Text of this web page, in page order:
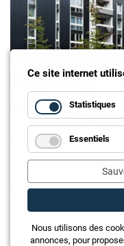
Document de
méthode de preuve
Ce site internet
Statistiques
Essentiels
Nous utilisons des
annonces, pour